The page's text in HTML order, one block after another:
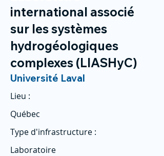
international associé
sur les systèmes
hydrogéologiques
complexes (LIASHyC)
Université Laval
Lieu :
Québec
Type d'infrastructure :
Laboratoire